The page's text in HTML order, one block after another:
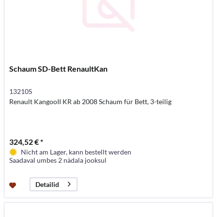
Schaum SD-Bett RenaultKan
13210S
Renault KangooII KR ab 2008 Schaum für Bett, 3-teilig
324,52 € *
Nicht am Lager, kann bestellt werden
Saadaval umbes 2 nädala jooksul
Detailid